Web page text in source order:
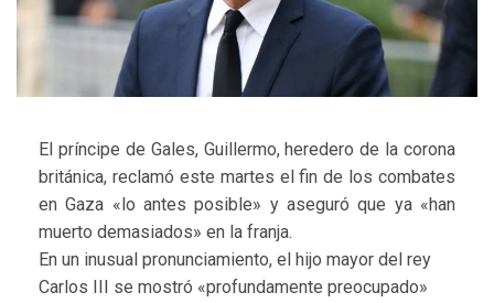
El príncipe de Gales, Guillermo, heredero de la corona
británica, reclamó este martes el fin de los combates
en Gaza «lo antes posible» y aseguró que ya «han
muerto demasiados» en la franja.
En un inusual pronunciamiento, el hijo mayor del rey
Carlos III se mostró «profundamente preocupado»